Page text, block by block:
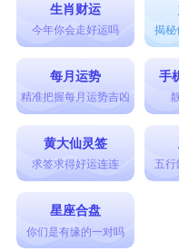
生肖财运
今年你会走好运吗 揭秘
每月运势
精准把握每月运势吉凶
手
黄大仙灵签
求签求得好运连连 五行
星座合盘
你们是有缘的一对吗